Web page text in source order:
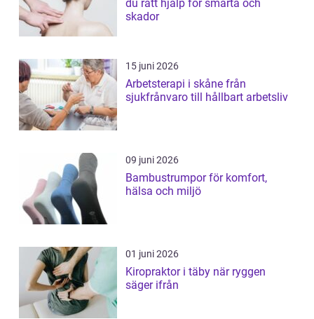
du rätt hjälp för smärta och
skador
15 juni 2026
Arbetsterapi i skåne från
sjukfrånvaro till hållbart arbetsliv
09 juni 2026
Bambustrumpor för komfort,
hälsa och miljö
01 juni 2026
Kiropraktor i täby när ryggen
säger ifrån